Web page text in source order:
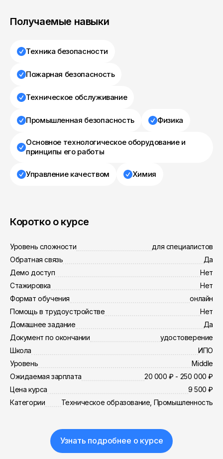
Получаемые навыки
Техника безопасности
Пожарная безопасность
Техническое обслуживание
Промышленная безопасность Физика
Основное технологическое оборудование и
принципы его работы
Управление качеством Химия
Коротко о курсе
Уровень сложности
для специалистов
Обратная связь
Да
Демо доступ
Нет
Стажировка
Нет
Формат обучения
онлайн
Помощь в трудоустройстве
Нет
Домашнее задание
Да
Документ по окончании
удостоверение
Школа
ИПО
Уровень
Middle
Ожидаемая зарплата
20 000 ₽ - 250 000 ₽
Цена курса
9 500 ₽
Категории
Техническое образование, Промышленность
Узнать подробнее о курсе